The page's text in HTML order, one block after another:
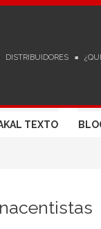
DISTRIBUIDORES
TEXTO